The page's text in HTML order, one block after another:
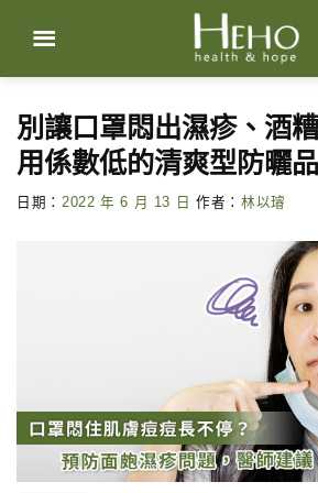
content
別讓口罩悶出濕疹、酒
用係數低的清爽型防曬品
日期： 2022 年 6 月 13 日 作者： 林以璿